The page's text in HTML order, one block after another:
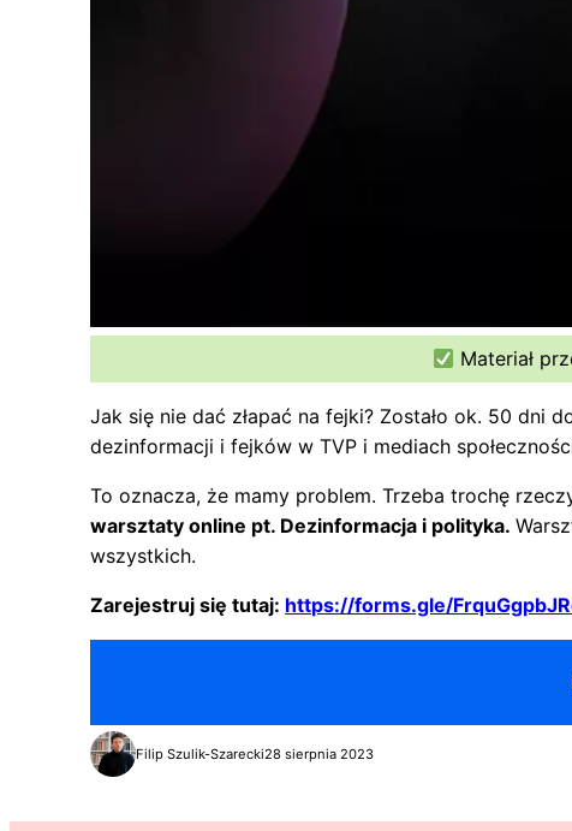
Materiał
Jak się nie dać złapać na fejki? Zostało ok. 50 dni
dezinformacji i fejków w TVP i mediach
To oznacza, że mamy problem. Trzeba trochę
warsztaty online pt. Dezinformacja i polityka.
wszystkich.
Zarejestruj się tutaj: https://forms.gle/
Filip Szulik-Szarecki28 sierpnia 2023